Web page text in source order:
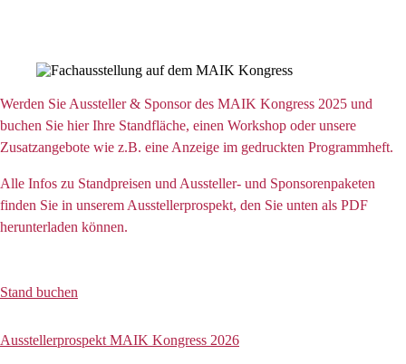
Werden Sie Aussteller & Sponsor des MAIK Kongress 2025 und
buchen Sie hier Ihre Standfläche, einen Workshop oder unsere
Zusatzangebote wie z.B. eine Anzeige im gedruckten Programmheft.
Alle Infos zu Standpreisen und Aussteller- und Sponsorenpaketen
finden Sie in unserem Ausstellerprospekt, den Sie unten als PDF
herunterladen können.
Stand buchen
Ausstellerprospekt MAIK Kongress 2026